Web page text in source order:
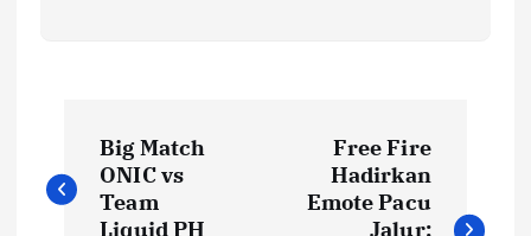
o
Big Match
ONIC vs
Team
Liquid PH
Free Fire
Hadirkan
Emote Pacu
Jalur: